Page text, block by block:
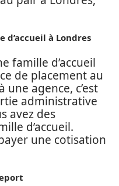
d’accueil à Londres
famille d’accueil
de placement au
une agence, c’est
administrative
avez des
d’accueil.
une cotisation